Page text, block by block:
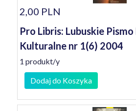
2,00 PLN
Pro Libris: Lubuskie
Kulturalne nr 1(6) 2004
1 produkt/y
Dodaj do Koszyka